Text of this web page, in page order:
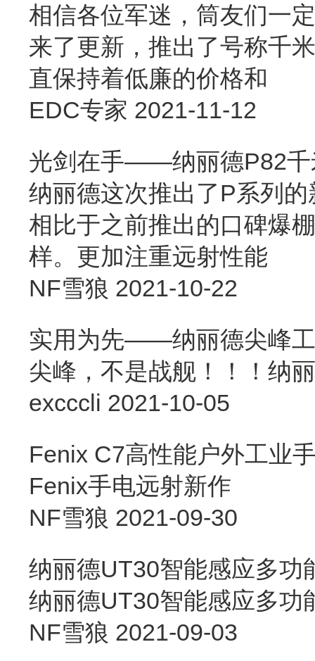
相信各位军迷，筒友们一
来了更新，推出了号称千
直保持着低廉的价格和
EDC专家 2021-11-12
光剑在手——纳丽德P82千
纳丽德这次推出了P系列
相比于之前推出的口碑爆
样。更加注重远射性能
NF雪狼 2021-10-22
实用为先——纳丽德尖峰
尖峰，不是战舰！！！纳
excccli 2021-10-05
Fenix C7高性能户外工业
Fenix手电远射新作
NF雪狼 2021-09-30
纳丽德UT30智能感应多功
纳丽德UT30智能感应多功
NF雪狼 2021-09-03